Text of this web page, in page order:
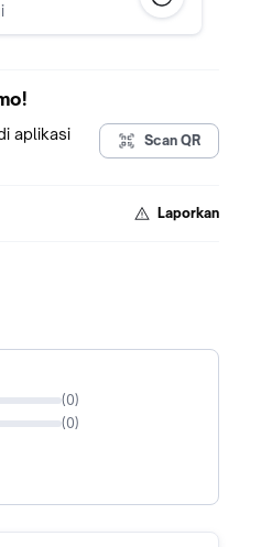
aplikasi
Scan QR
Laporkan
(0)
(0)